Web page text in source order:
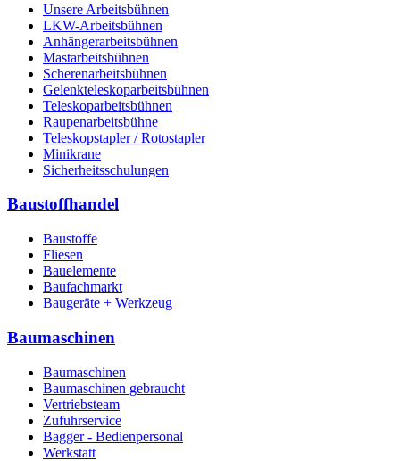
Unsere Arbeitsbühnen
LKW-Arbeitsbühnen
Anhängerarbeitsbühnen
Mastarbeitsbühnen
Scherenarbeitsbühnen
Gelenkteleskoparbeitsbühnen
Teleskoparbeitsbühnen
Raupenarbeitsbühne
Teleskopstapler / Rotostapler
Minikrane
Sicherheitsschulungen
Baustoffhandel
Baustoffe
Fliesen
Bauelemente
Baufachmarkt
Baugeräte + Werkzeug
Baumaschinen
Baumaschinen
Baumaschinen gebraucht
Vertriebsteam
Zufuhrservice
Bagger - Bedienpersonal
Werkstatt